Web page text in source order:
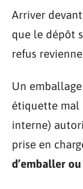
Arriver
que le dépôt
refus
Un
étiquette mal
interne)
prise en
d’emballer